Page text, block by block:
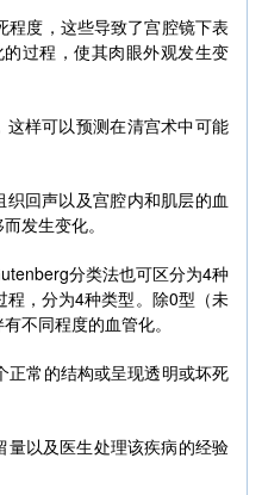
程度，这些导致了宫腔镜下表
过程，使其肉眼外观发生变
样可以预测在清宫术中可能
回声以及宫腔内和肌层的血
发生变化。
分类法也可区分为4种
，分为4种类型。除0型（未
不同程度的血管化。
正常的结构或呈现透明或坏死
量以及医生处理该疾病的经验